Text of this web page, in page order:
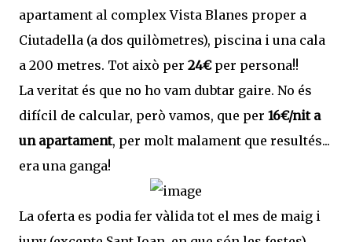
apartament al complex Vista Blanes proper a
Ciutadella (a dos quilòmetres), piscina i una cala
a 200 metres. Tot això per 24€per persona!!
La veritat és que no ho vam dubtar gaire. No és
difícil de calcular, però vamos, que per 16€/nit a
un apartament, per molt malament que resultés...
era una ganga!
La oferta es podia fer vàlida tot el mes de maig i